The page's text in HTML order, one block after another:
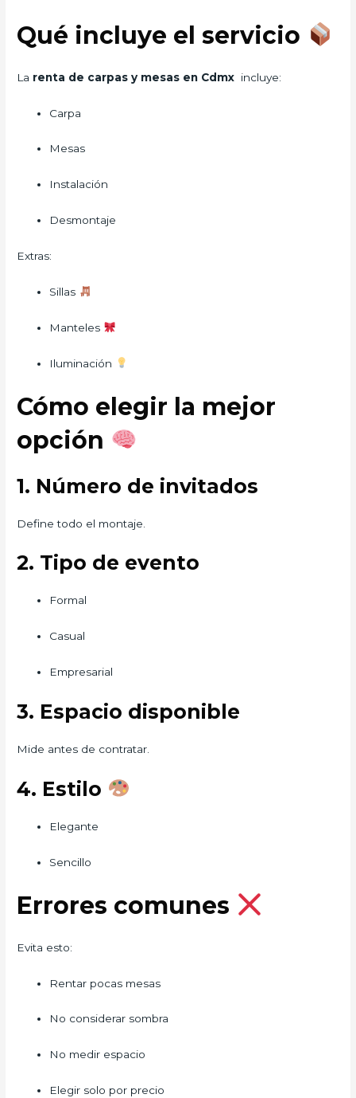
Qué incluye el servicio
La renta de carpas y mesas en Cdmx incluye:
Carpa
Mesas
Instalación
Desmontaje
Extras:
Sillas
Manteles
Iluminación
Cómo elegir la mejor
opción
1. Número de invitados
Define todo el montaje.
2. Tipo de evento
Formal
Casual
Empresarial
3. Espacio disponible
Mide antes de contratar.
4. Estilo
Elegante
Sencillo
Errores comunes
Evita esto:
Rentar pocas mesas
No considerar sombra
No medir espacio
Elegir solo por precio